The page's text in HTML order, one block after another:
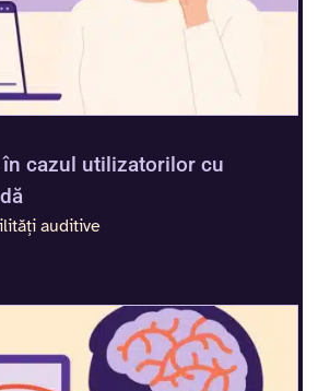
cazul utilizatorilor cu
auditive